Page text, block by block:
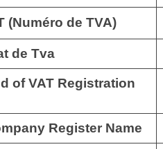
(Numéro de TVA)
de Tva
of VAT Registration
Register Name